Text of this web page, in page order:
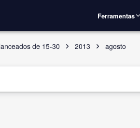
Ferramentas
de 15-30 2013 agosto